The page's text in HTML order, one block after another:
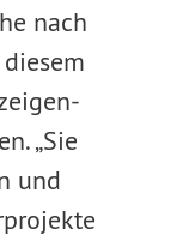
nach
„Sie
und